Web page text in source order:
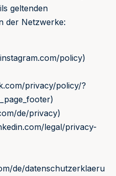
geltenden
der Netzwerke:
policy)
privacy/policy/?
de/privacy)
legal/privacy-
de/datenschutzerklaeru